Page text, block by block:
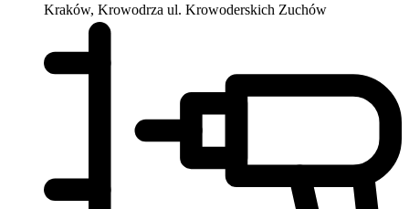
Kraków, Krowodrza ul. Krowoderskich Zuchów